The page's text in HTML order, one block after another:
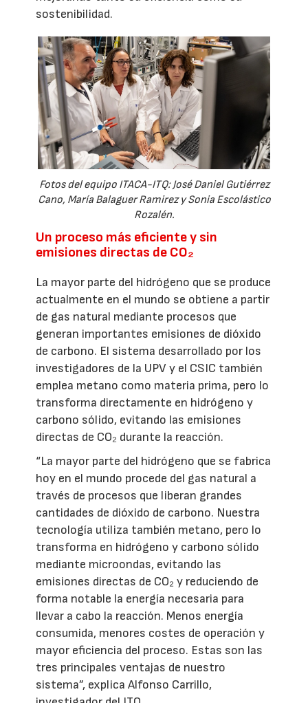
sostenibilidad.
Fotos del equipo ITACA-ITQ: José Daniel Gutiérrez
Cano, María Balaguer Ramirez y Sonia Escolástico
Rozalén.
Un proceso más eficiente y sin
emisiones directas de CO₂
La mayor parte del hidrógeno que se produce
actualmente en el mundo se obtiene a partir
de gas natural mediante procesos que
generan importantes emisiones de dióxido
de carbono. El sistema desarrollado por los
investigadores de la UPV y el CSIC también
emplea metano como materia prima, pero lo
transforma directamente en hidrógeno y
carbono sólido, evitando las emisiones
directas de CO₂ durante la reacción.
“La mayor parte del hidrógeno que se fabrica
hoy en el mundo procede del gas natural a
través de procesos que liberan grandes
cantidades de dióxido de carbono. Nuestra
tecnología utiliza también metano, pero lo
transforma en hidrógeno y carbono sólido
mediante microondas, evitando las
emisiones directas de CO₂ y reduciendo de
forma notable la energía necesaria para
llevar a cabo la reacción. Menos energía
consumida, menores costes de operación y
mayor eficiencia del proceso. Estas son las
tres principales ventajas de nuestro
sistema”, explica Alfonso Carrillo,